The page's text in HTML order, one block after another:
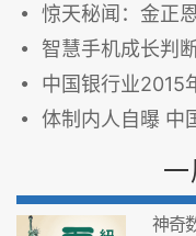
惊天秘闻：金正
智慧手机成长判
中国银行业2015
体制内人自曝 中
神奇